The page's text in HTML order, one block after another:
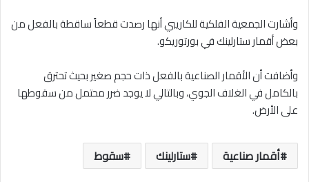
وأشارت الجمعية الفلكية للكاريبي أنها رصدت قطعاً ساقطة بالفعل من
بعض أقمار ستارلينك في بورتوريكو.
وأضافت أن الأقمار الصناعية بالفعل ذات حجم صغير بحيث تحترق
بالكامل في الغلاف الجوي، وبالتالي لا يوجد ضرر محتمل من سقوطها
على الأرض.
أقمار صناعية ستارلينك سقوط